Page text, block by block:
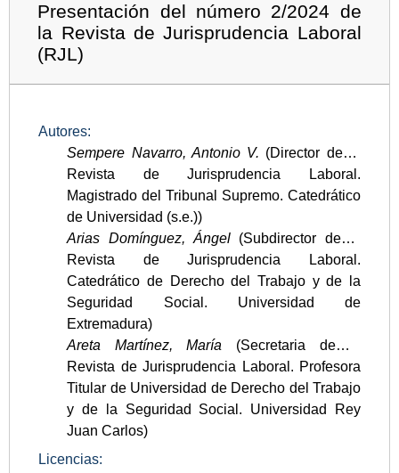
Presentación del número 2/2024 de
la Revista de Jurisprudencia Laboral
(RJL)
Autores:
Sempere Navarro, Antonio V. (Director de la
Revista de Jurisprudencia Laboral.
Magistrado del Tribunal Supremo. Catedrático
de Universidad (s.e.))
Arias Domínguez, Ángel (Subdirector de la
Revista de Jurisprudencia Laboral.
Catedrático de Derecho del Trabajo y de la
Seguridad Social. Universidad de
Extremadura)
Areta Martínez, María (Secretaria de la
Revista de Jurisprudencia Laboral. Profesora
Titular de Universidad de Derecho del Trabajo
y de la Seguridad Social. Universidad Rey
Juan Carlos)
Licencias: